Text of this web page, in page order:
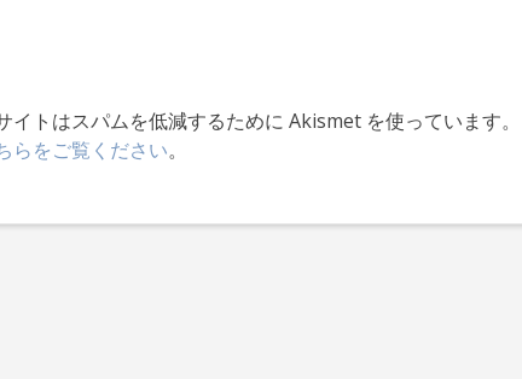
イトはスパムを低減するために Akismet を使っています。
らをご覧ください。